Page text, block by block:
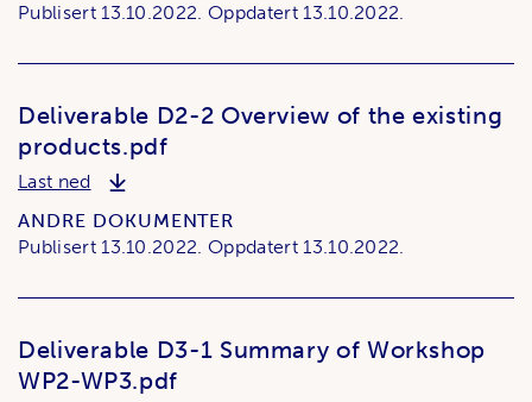
Publisert13.10.2022.Oppdatert13.10.2022.
Deliverable D2-2 Overview of the existing
products.pdf
Last nedDeliverable D2-2 Overview of the existing
ANDRE DOKUMENTER
Publisert13.10.2022.Oppdatert13.10.2022.
Deliverable D3-1 Summary of Workshop
WP2-WP3.pdf